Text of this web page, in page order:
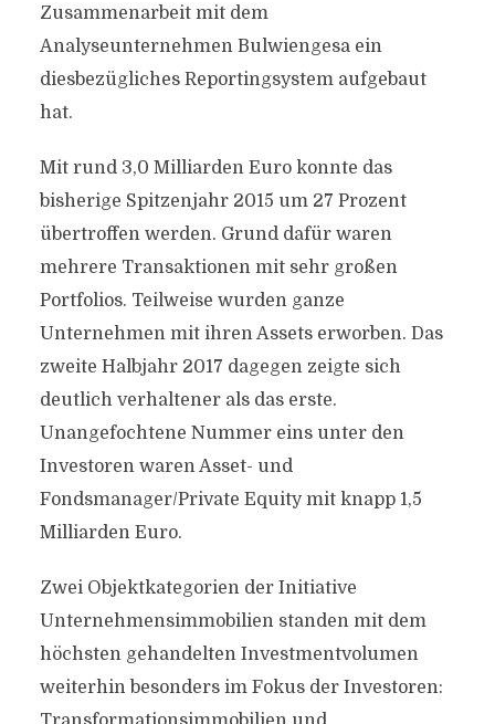
Zusammenarbeit mit dem
Analyseunternehmen Bulwiengesa ein
diesbezügliches Reportingsystem aufgebaut
hat.
Mit rund 3,0 Milliarden Euro konnte das
bisherige Spitzenjahr 2015 um 27 Prozent
übertroffen werden. Grund dafür waren
mehrere Transaktionen mit sehr großen
Portfolios. Teilweise wurden ganze
Unternehmen mit ihren Assets erworben. Das
zweite Halbjahr 2017 dagegen zeigte sich
deutlich verhaltener als das erste.
Unangefochtene Nummer eins unter den
Investoren waren Asset- und
Fondsmanager/Private Equity mit knapp 1,5
Milliarden Euro.
Zwei Objektkategorien der Initiative
Unternehmensimmobilien standen mit dem
höchsten gehandelten Investmentvolumen
weiterhin besonders im Fokus der Investoren: